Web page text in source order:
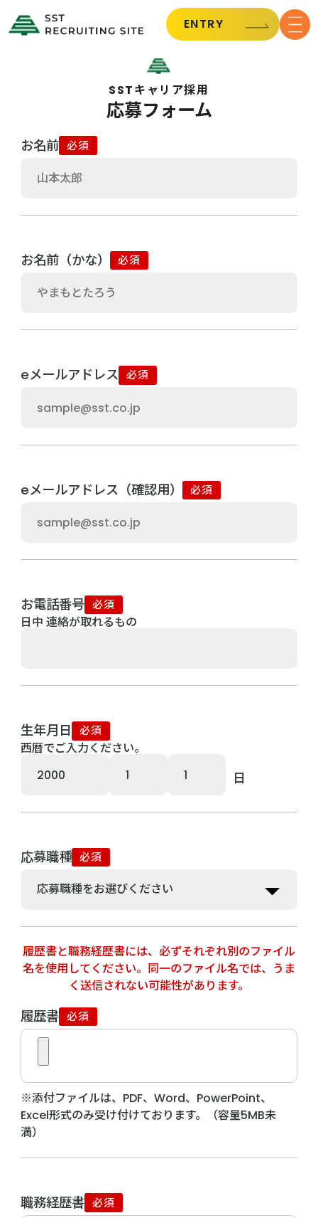
ENTRY
SSTキャリア採用
応募フォーム
お名前 必須
お名前（かな） 必須
eメールアドレス 必須
eメールアドレス（確認用） 必須
お電話番号 必須
日中 連絡が取れるもの
生年月日 必須
西暦でご入力ください。
応募職種 必須
履歴書 必須
※添付ファイルは、PDF、Word、PowerPoint、
Excel形式のみ受け付けております。（容量5MB未
満）
職務経歴書 必須